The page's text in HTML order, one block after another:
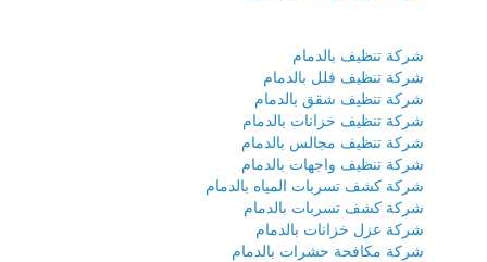
شركة تنظيف بالدمام
شركة تنظيف فلل بالدمام
شركة تنظيف شقق بالدمام
شركة تنظيف خزانات بالدمام
شركة تنظيف مجالس بالدمام
شركة تنظيف واجهات بالدمام
شركة كشف تسربات المياه بالدمام
شركة كشف تسربات بالدمام
شركة عزل خزانات بالدمام
شركة مكافحة حشرات بالدمام